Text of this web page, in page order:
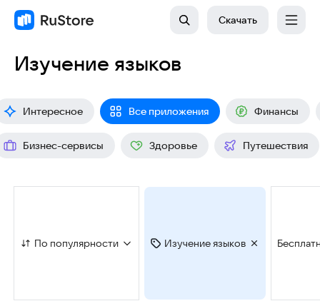
Скачать
Изучение языков
Интересное Все приложения Финансы
Бизнес-сервисы Здоровье Путешествия
По популярности Изучение языков